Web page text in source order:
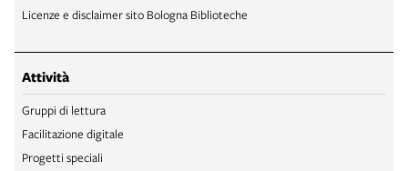
Licenze e disclaimer sito Bologna Biblioteche
Attività
Gruppi di lettura
Facilitazione digitale
Progetti speciali